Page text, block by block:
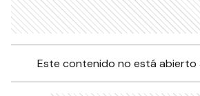
Este contenido no está abierto